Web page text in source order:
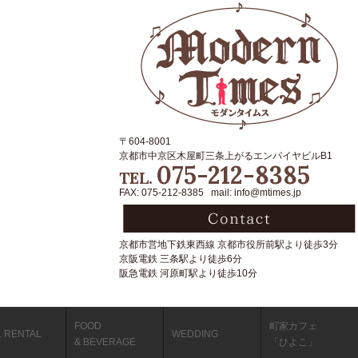
〒604-8001
京都市中京区木屋町三条上がるエンパイヤビルB1
TEL. 075-212-8385
FAX: 075-212-8385 mail: info@mtimes.jp
京都市営地下鉄東西線 京都市役所前駅より徒歩3分
京阪電鉄 三条駅より徒歩6分
阪急電鉄 河原町駅より徒歩10分
RENTAL
FOOD
& BEVERAGE
WEDDING
町家カフェ
「ひよこ」